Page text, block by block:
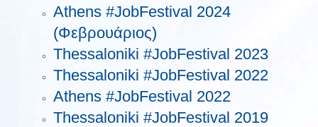
Athens #JobFestival 2024
(Φεβρουάριος)
Thessaloniki #JobFestival 2023
Thessaloniki #JobFestival 2022
Athens #JobFestival 2022
Thessaloniki #JobFestival 2019